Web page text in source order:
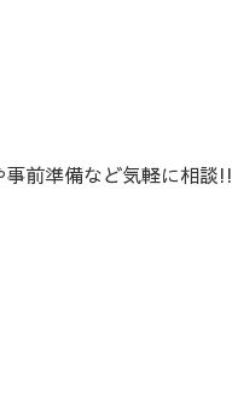
事前準備など気軽に相談!!